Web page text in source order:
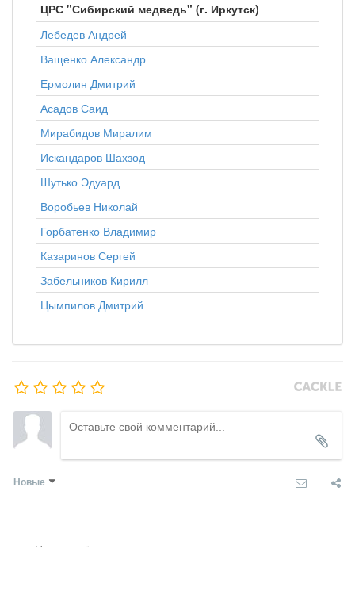
ЦРС "Сибирский медведь" (г. Иркутск)
Лебедев Андрей
Ващенко Александр
Ермолин Дмитрий
Асадов Саид
Мирабидов Миралим
Искандаров Шахзод
Шутько Эдуард
Воробьев Николай
Горбатенко Владимир
Казаринов Сергей
Забельников Кирилл
Цымпилов Дмитрий
Новые
Никто ещё не оставил комментариев, станьте первым.